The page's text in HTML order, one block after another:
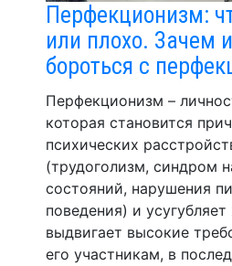
Перфекционизм:
или плохо. Зачем
бороться с
Перфекционизм –
которая становится
психических
(трудоголизм, синдром
состояний, нарушения
поведения) и
выдвигает высокие
его участникам, в